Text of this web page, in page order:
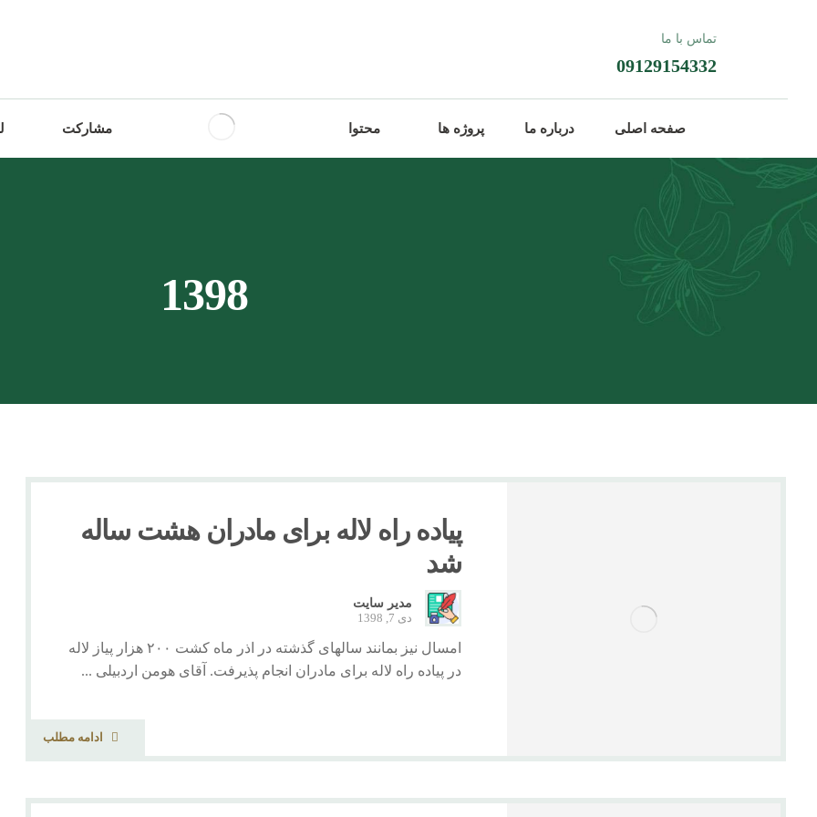
تماس با ما
09129154332
مشارکت صفحه اصلی درباره ما پروژه ها محتوا
1398
پیاده راه لاله برای مادران هشت ساله
شد
مدیر سایت
دی 7, 1398
امسال نیز بمانند سالهای گذشته در اذر ماه کشت ۲۰۰ هزار پیاز لاله
در پیاده راه لاله برای مادران انجام پذیرفت. آقای هومن اردبیلی ...
ادامه مطلب